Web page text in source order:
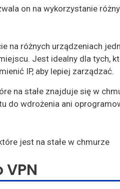
on na wykorzystanie
na różnych urządzeniach
Jest idealny dla tych,
IP, aby lepiej zarządzać.
na stałe znajduje się w
do wdrożenia ani